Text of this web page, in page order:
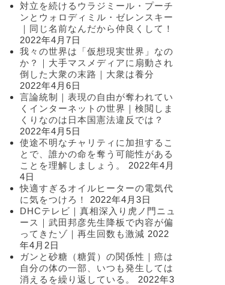
対立を続けるウラジミール・プーチ
ンとウォロディミル・ゼレンスキー
｜同じ名前なんだから仲良くして！
2022年4月7日
我々の世界は「仮想現実世界」なの
か？｜大手マスメディアに扇動され
倒した大衆の末路｜大衆は養分
2022年4月6日
言論統制｜表現の自由が奪われてい
くインターネットの世界｜検閲しま
くりなのは日本国憲法違反では？
2022年4月5日
使途不明なチャリティに加担するこ
とで、誰かの命を奪う可能性がある
ことを理解しましょう。
2022年4月
4日
快適すぎるオイルヒーターの電気代
に気をつけろ！
2022年4月3日
DHCテレビ｜真相深入り虎ノ門ニュ
ース｜武田邦彦先生降板で内容が偏
ってきたゾ｜再生回数も激減 2022
年4月2日
ガンと砂糖（糖質）の関係性｜癌は
自分の体の一部、いつも発生しては
消えるを繰り返している。
2022年3